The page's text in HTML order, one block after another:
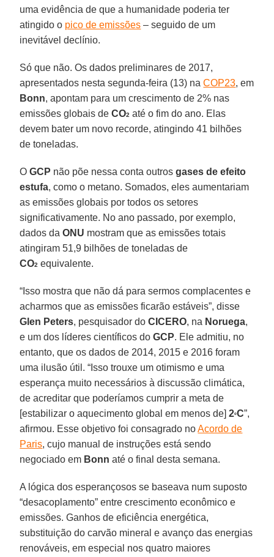
uma evidência de que a humanidade poderia ter
atingido o pico de emissões – seguido de um
inevitável declínio.
Só que não. Os dados preliminares de 2017,
apresentados nesta segunda-feira (13) naCOP23, em
Bonn, apontam para um crescimento de 2% nas
emissões globais deCO2 até o fim do ano. Elas
devem bater um novo recorde, atingindo 41 bilhões
de toneladas.
OGCP não põe nessa conta outrosgases de efeito
estufa, como o metano. Somados, eles aumentariam
as emissões globais por todos os setores
significativamente. No ano passado, por exemplo,
dados daONU mostram que as emissões totais
atingiram 51,9 bilhões de toneladas de
CO2 equivalente.
“Isso mostra que não dá para sermos complacentes e
acharmos que as emissões ficarão estáveis”, disse
Glen Peters, pesquisador doCICERO, na Noruega,
e um dos líderes científicos doGCP. Ele admitiu, no
entanto, que os dados de 2014, 2015 e 2016 foram
uma ilusão útil. “Isso trouxe um otimismo e uma
esperança muito necessários à discussão climática,
de acreditar que poderíamos cumprir a meta de
[estabilizar o aquecimento global em menos de]2ºC”,
afirmou. Esse objetivo foi consagrado noAcordo de
Paris, cujo manual de instruções está sendo
negociado em Bonn até o final desta semana.
A lógica dos esperançosos se baseava num suposto
“desacoplamento” entre crescimento econômico e
emissões. Ganhos de eficiência energética,
substituição do carvão mineral e avanço das energias
renováveis, em especial nos quatro maiores